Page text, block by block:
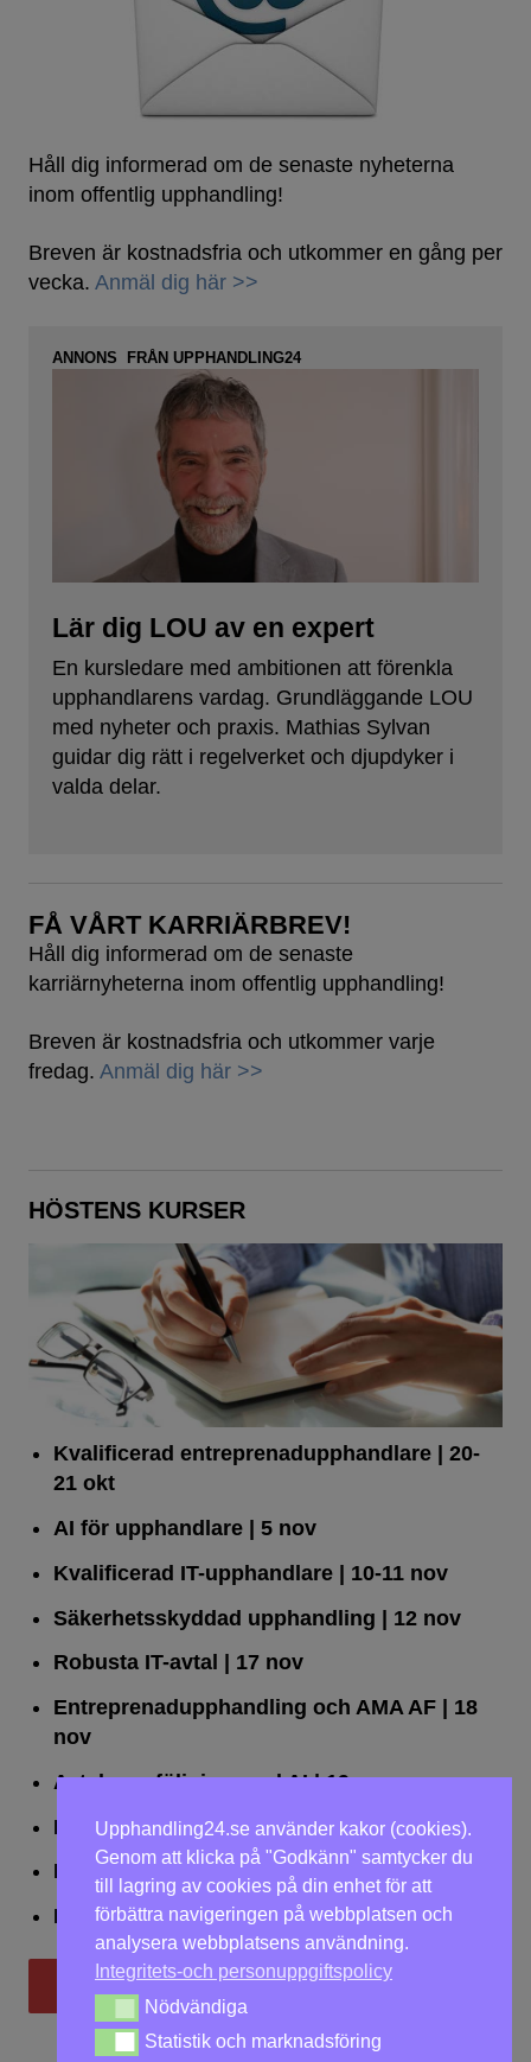
Håll dig informerad om de senaste nyheterna
inom offentlig upphandling!
Breven är kostnadsfria och utkommer en gång per
vecka. Anmäl dig här >>
ANNONS FRÅN UPPHANDLING24
Lär dig LOU av en expert
En kursledare med ambitionen att förenkla
upphandlarens vardag. Grundläggande LOU
med nyheter och praxis. Mathias Sylvan
guidar dig rätt i regelverket och djupdyker i
valda delar.
FÅ VÅRT KARRIÄRBREV!
Håll dig informerad om de senaste
karriärnyheterna inom offentlig upphandling!
Breven är kostnadsfria och utkommer varje
fredag. Anmäl dig här >>
HÖSTENS KURSER
Kvalificerad entreprenad­upphandlare
| 20-
21 okt
AI för upphandlare| 5 nov
Kvalificerad IT-upphandlare| 10-11 nov
Säkerhetsskyddad upphandling | 12 nov
Robusta IT-avtal
| 17 nov
Entreprenadupphandling och AMA AF| 18
nov
Avtalsuppföljning med AI| 19 nov
Leda upphandlingar effektivt| 25 nov
Dialogförfaranden | 26 nov
LOU på två dagar| 2-3 dec
Till utbildningar
Upphandling24.se använder kakor (cookies).
Genom att klicka på "Godkänn" samtycker du
till lagring av cookies på din enhet för att
förbättra navigeringen på webbplatsen och
analysera webbplatsens användning.
Integritets-och personuppgiftspolicy
Nödvändiga
Nödvändiga
Statistik och marknadsföring
Statistik och marknadsföring